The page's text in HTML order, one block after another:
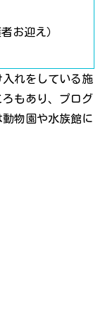
お迎え）
れをしている施
もあり、プログ
物園や水族館に